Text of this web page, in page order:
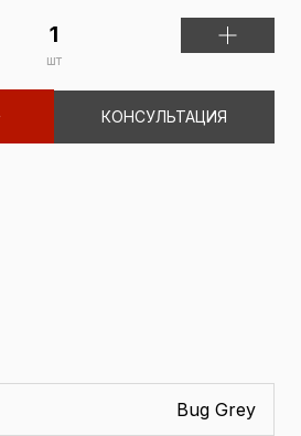
шт
КОНСУЛЬТАЦИЯ
Bug Grey